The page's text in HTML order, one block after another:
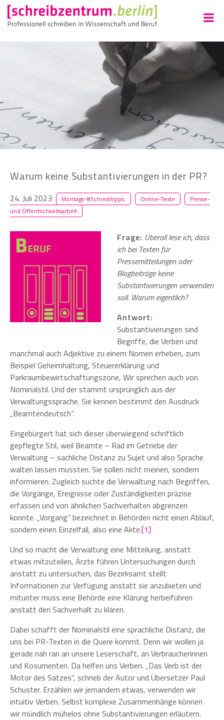
Warum keine Substantivierungen in der PR?
24. Juli 2023 Montags-#Schreibtipps: Online-Texte
Presse-
und Öffentlichkeitsarbeit
Frage: Überall lese ich, dass
ich bei Texten für
Pressemitteilungen oder
Blogbeiträge keine
Substantivierungen verwenden
soll. Warum eigentlich?
Antwort:
Substantivierungen sind
Begriffe, die Verben und
manchmal auch Adjektive zu einem Nomen erheben, zum
Beispiel Geheimhaltung, Steuererklärung und
Parkraumbewirtschaftungszone, Wir sprechen auch von
Nominalstil. Und der stammt ursprünglich aus der
Verwaltungssprache. Sie kennen bestimmt den Ausdruck
„Beamtendeutsch“.
Eingebürgert hat sich dieser überwiegend schriftlich
gepflegte Stil, weil Beamte – Rad im Getriebe der
Verwaltung – sachliche Distanz zu Sujet und also Sprache
walten lassen mussten. Sie sollen nicht meinen, sondern
informieren. Zugleich suchte die Verwaltung nach Begriffen,
die Vorgänge, Ereignisse oder Zuständigkeiten präzise
erfassen und von ähnlichen Sachverhalten abgrenzen
konnte. „Vorgang“ bezeichnet in Behörden nicht einen Ablauf,
sondern einen Einzelfall, also eine Akte.[1]
Und so macht die Verwaltung eine Mitteilung, anstatt
etwas mitzuteilen, Ärzte führen Untersuchungen durch
anstatt zu untersuchen, das Bezirksamt stellt
Informationen zur Verfügung anstatt sie anzubieten und
mitunter muss eine Behörde eine Klärung herbeiführen
anstatt den Sachverhalt zu klären.
Dabei schafft der Nominalstil eine sprachliche Distanz, die
uns bei PR-Texten in die Quere kommt. Denn wir wollen ja
gerade nah ran an unsere Leserschaft, an Verbraucherinnen
und Kosumenten. Da helfen uns Verben. „Das Verb ist der
Motor des Satzes“, schrieb der Autor und Übersetzer Paul
Schuster. Erzählen wir jemandem etwas, verwenden wir
intuitiv Verben. Selbst komplexe Zusammenhänge können
wir mündlich mühelos ohne Substantivierungen erläutern.